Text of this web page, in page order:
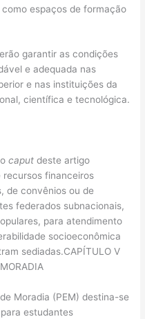
espaços de formação
garantir as condições
e adequada nas
e nas instituições da
científica e tecnológica.
caput deste artigo
recursos financeiros
de convênios ou de
federados subnacionais,
para atendimento
socioeconômica
sediadas.CAPÍTULO V
Moradia (PEM) destina-se
estudantes